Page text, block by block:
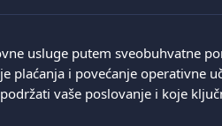
usluge putem sveobuhvatne
plaćanja i povećanje operativne
vaše poslovanje i koje